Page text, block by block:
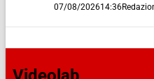
07/08/202614:36